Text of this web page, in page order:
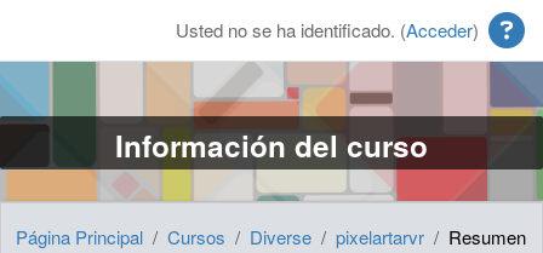
Usted no se ha identificado. (Acceder)
Información del curso
Página Principal Cursos Diverse pixelartarvr Resumen